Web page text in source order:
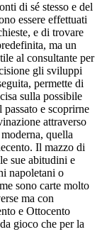
di sé stesso e del
essere effettuati
e di trovare
ma un
al consultante per
gli sviluppi
permette di
sulla possibile
e scoprirne
attraverso
quella
Il mazzo di
sue abitudini e
napoletani o
sono carte molto
ma con
e Ottocento
gioco che per la